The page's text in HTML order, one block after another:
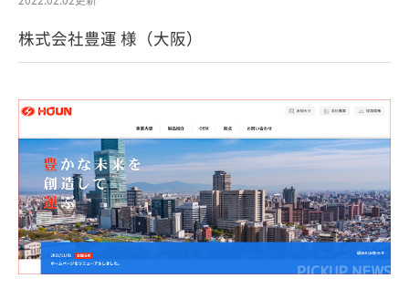
株式会社豊運 様（大阪）